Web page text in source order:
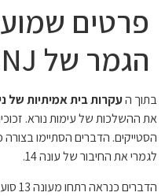
פרטים
הגמר של RHONJ נחשפו
בתוך העקרות בית אמיתיות של
את ההשלכות של עימות נורא.
הסטייקים. הדברים הסתיימו
לגמרי את החיבור של עונה 14.